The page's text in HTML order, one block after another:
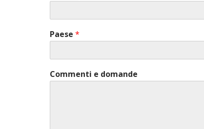
Paese *
Commenti e domande